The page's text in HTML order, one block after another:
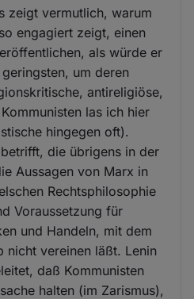
zeigt vermutlich, warum
engagiert zeigt, einen
als würde er
um deren
antireligiöse,
las ich hier
hingegen oft).
die übrigens in der
Aussagen von Marx in
Rechtsphilosophie
Voraussetzung für
und Handeln, mit dem
nicht vereinen läßt. Lenin
daß Kommunisten
halten (im Zarismus),